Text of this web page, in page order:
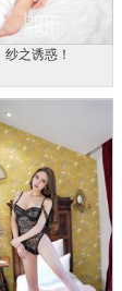
纱之诱惑！